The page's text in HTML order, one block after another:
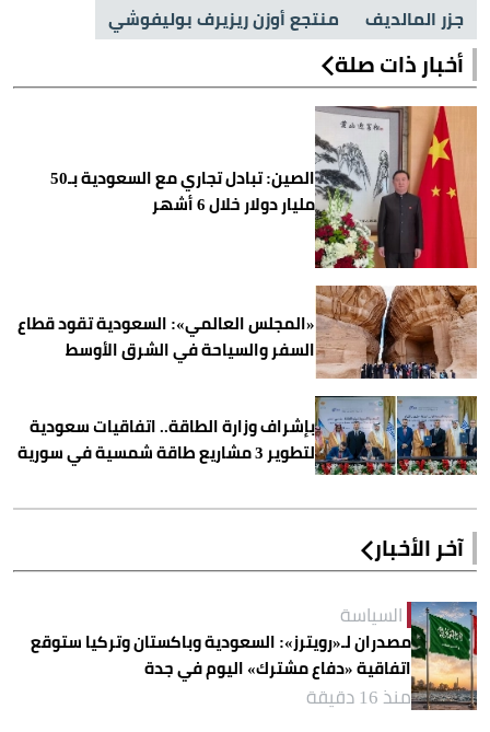
جزر المالديف منتجع أوزن ريزيرف بوليفوشي
أخبار ذات صلة
الصين: تبادل تجاري مع السعودية بـ50
مليار دولار خلال 6 أشهر
«المجلس العالمي»: السعودية تقود قطاع
السفر والسياحة في الشرق الأوسط
بإشراف وزارة الطاقة.. اتفاقيات سعودية
لتطوير 3 مشاريع طاقة شمسية في سورية
آخر الأخبار
السياسة
مصدران لـ«رويترز»: السعودية وباكستان وتركيا ستوقع
اتفاقية «دفاع مشترك» اليوم في جدة
منذ 16 دقيقة